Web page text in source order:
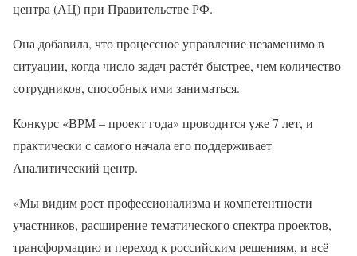
центра (АЦ) при Правительстве РФ.
Она добавила, что процессное управление незаменимо в
ситуации, когда число задач растёт быстрее, чем количество
сотрудников, способных ими заниматься.
Конкурс «ВРМ – проект года» проводится уже 7 лет, и
практически с самого начала его поддерживает
Аналитический центр.
«Мы видим рост профессионализма и компетентности
участников, расширение тематического спектра проектов,
трансформацию и переход к российским решениям, и всё